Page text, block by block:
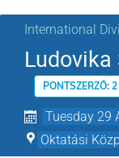
International
PONTSZERZŐ:
Tuesday 29
Oktatási